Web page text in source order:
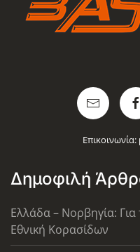
Επικοινωνία:
Δημοφιλή
Ελλάδα – Νορβηγία: Για
Εθνική Κορασίδων